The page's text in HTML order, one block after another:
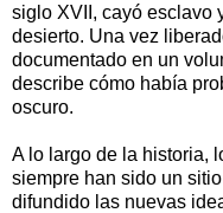
siglo XVII, cayó esclavo
desierto. Una vez
documentado en un
describe cómo había
oscuro.
A lo largo de la historia,
siempre han sido un
difundido las nuevas